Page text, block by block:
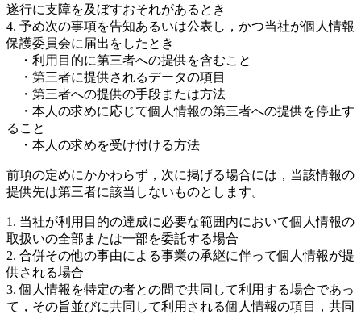
遂行に支障を及ぼすおそれがあるとき
4. 予め次の事項を告知あるいは公表し，かつ当社が個人情報
保護委員会に届出をしたとき
・利用目的に第三者への提供を含むこと
・第三者に提供されるデータの項目
・第三者への提供の手段または方法
・本人の求めに応じて個人情報の第三者への提供を停止す
ること
・本人の求めを受け付ける方法
前項の定めにかかわらず，次に掲げる場合には，当該情報の
提供先は第三者に該当しないものとします。
1. 当社が利用目的の達成に必要な範囲内において個人情報の
取扱いの全部または一部を委託する場合
2. 合併その他の事由による事業の承継に伴って個人情報が提
供される場合
3. 個人情報を特定の者との間で共同して利用する場合であっ
て，その旨並びに共同して利用される個人情報の項目，共同